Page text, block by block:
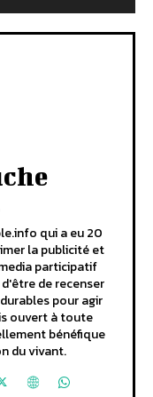
qui a eu 20
la publicité et
participatif
de recenser
pour agir
ouvert à toute
bénéfique
du vivant.